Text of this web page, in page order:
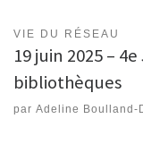
VIE DU RÉSEAU
19 juin 2025 –
bibliothèques
par Adeline Boulland-